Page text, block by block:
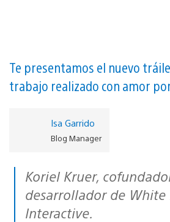
el
año
que
viene
Te presentamos el nuevo
trabajo realizado con amor
Isa Garrido
Blog Manager
Koriel Kruer, cofundador y
desarrollador de White
Interactive.